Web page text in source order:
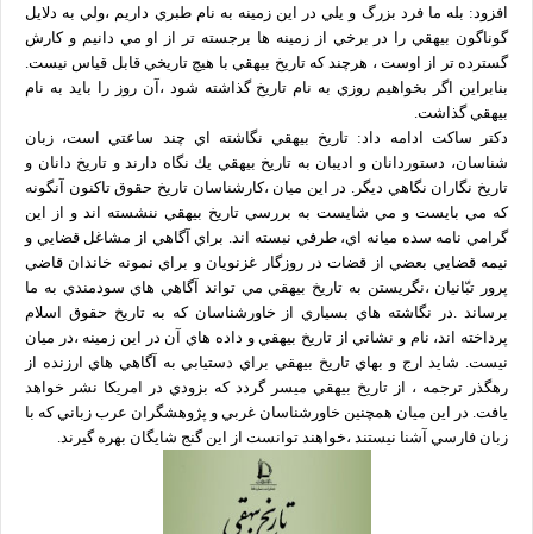
صفحه نخست
یادداشت روز
اخبار میراث
تازه‌های کتاب
نشریات
فصلنامۀ گزارش میراث
ضمیمۀ فصلنامۀ گزارش میراث
دوفصلنامۀ آینۀ میراث
ضمیمۀ دوفصلنامۀ آینۀ میراث
دو فصلنامۀ میراث علمی اسلام و ایران
ضمیمۀ دو فصلنامۀ میراث علمی اسلام و ایران
نشست‌ها و همایش‌ها
نشستهای علمی – پژوهشی
همایش های داخلی و بین المللی
گالری
گزارش تصویری
پادکست‌ها
ویدئو
یاد مفاخر
نسخه و سند
با میراث
افزود:‌ بله ما فرد بزرگ و يلي در اين زمينه به نام طبري داريم ،ولي به دلايل
گوناگون بيهقي را در برخي از زمينه ها برجسته تر از او مي دانيم و كارش
گسترده تر از اوست ، هرچند كه تاريخ بيهقي با هيچ تاريخي قابل قياس نيست.
بنابراين اگر بخواهيم روزي به نام تاريخ گذاشته شود ،آن روز را بايد به نام
بيهقي گذاشت.
دكتر ساكت ادامه داد: تاريخ بيهقي نگاشته اي چند ساعتي است، زبان
شناسان، دستوردانان و اديبان به تاريخ بيهقي يك نگاه دارند و تاريخ دانان و
تاريخ نگاران نگاهي ديگر. در اين ميان ،كارشناسان تاريخ حقوق تاكنون آنگونه
كه مي بايست و مي شايست به بررسي تاريخ بيهقي ننشسته اند و از اين
گرامي نامه سده ميانه اي، طرفي نبسته اند. براي آگاهي از مشاغل قضايي و
نيمه قضايي بعضي از قضات در روزگار غزنويان و براي نمونه خاندان قاضي
پرور تبّانيان ،نگريستن به تاريخ بيهقي مي تواند آگاهي هاي سودمندي به ما
برساند .در نگاشته هاي بسياري از خاورشناسان كه به تاريخ حقوق اسلام
پرداخته اند، نام و نشاني از تاريخ بيهقي و داده هاي آن در اين زمينه ،در ميان
نيست. شايد ارج و بهاي تاريخ بيهقي براي دستيابي به آگاهي هاي ارزنده از
رهگذر ترجمه ، از تاريخ بيهقي ميسر گردد كه بزودي در امريكا نشر خواهد
يافت. در اين ميان همچنين خاورشناسان غربي و پژوهشگران عرب زباني كه با
زبان فارسي آشنا نيستند ،خواهند توانست از اين گنج شايگان بهره گيرند.